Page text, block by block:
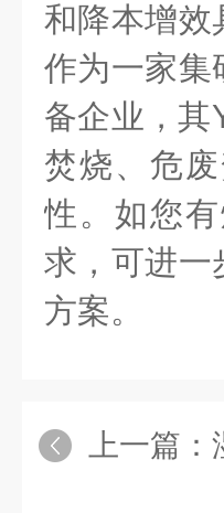
和降本增效
作为一家集
备企业，其
焚烧、危
性。如您
求，可进一
方案。
上一篇：